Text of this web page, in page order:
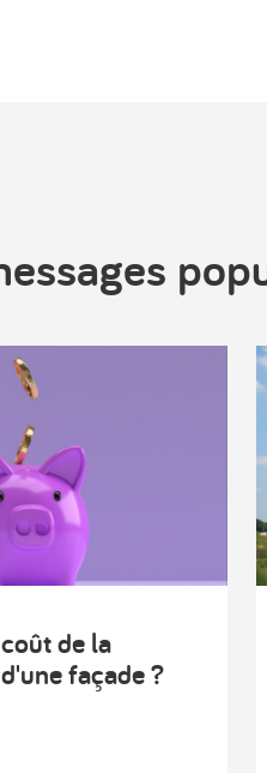
de la
façade ?